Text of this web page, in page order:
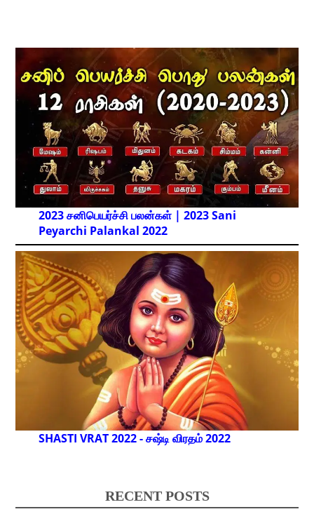
2023 சனிபெயர்ச்சி பலன்கள் | 2023 Sani
Peyarchi Palankal 2022
SHASTI VRAT 2022 - சஷ்டி விரதம் 2022
RECENT POSTS